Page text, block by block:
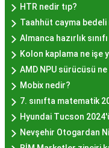
tatları sevenler
Eyüp gibi tarihi
Lokması deneyimi
Beyoğlu, Kadıköy,
semtlerde de bu
Hayır
İstanbul'da
HTR nedir tıp?
Taahhüt cayma
Almanca hazırlık
Kolon kaplama ne işe
AMD NPU sürücüsü
Mobix nedir?
7. sınıfta matematik
Hyundai Tucson
Nevşehir Otogardan